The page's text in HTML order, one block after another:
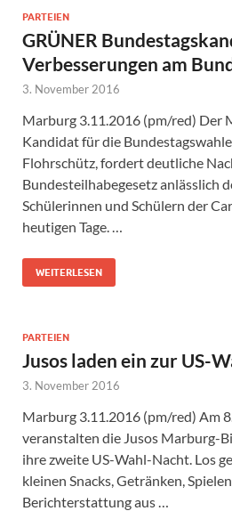
PARTEIEN
GRÜNER
Verbesserungen am
3. November 2016
Marburg 3.11.2016 (pm/red) Der
Kandidat für die
Flohrschütz, fordert deutliche
Bundesteilhabegesetz anlässlich
Schülerinnen und Schülern der
heutigen Tage. …
WEITERLESEN
PARTEIEN
Jusos laden ein zur US-
3. November 2016
Marburg 3.11.2016 (pm/red) Am
veranstalten die Jusos Marburg-
ihre zweite US-Wahl-Nacht. Los
kleinen Snacks, Getränken,
Berichterstattung aus …